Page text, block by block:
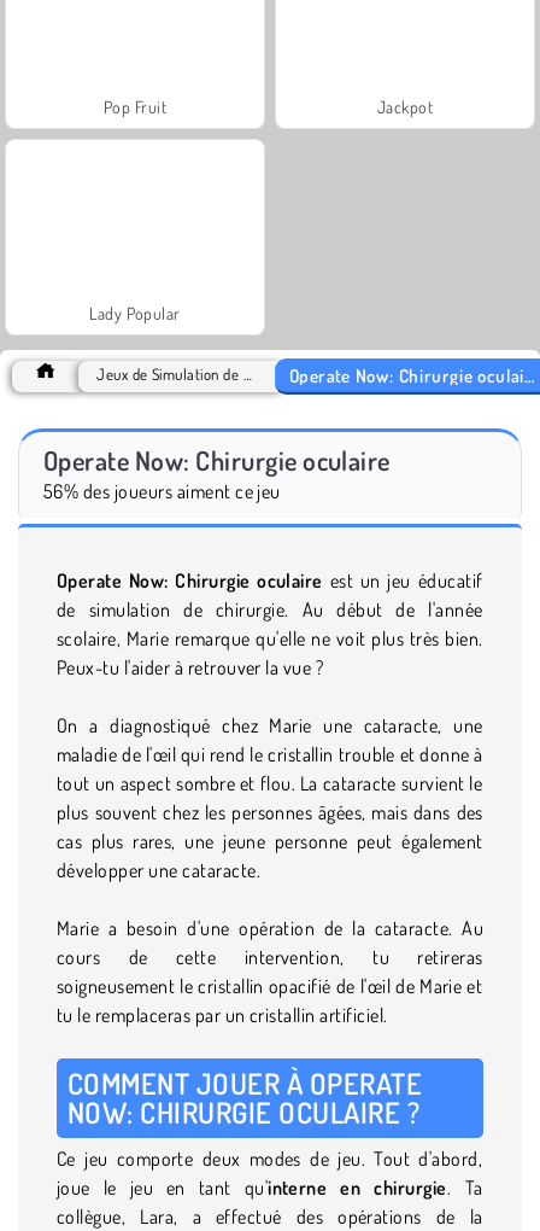
Pop Fruit Jackpot
Lady Popular
Operate Now: Chirurgie oculaire
56% des joueurs aiment ce jeu
Operate Now: Chirurgie oculaire est un jeu éducatif
de simulation de chirurgie. Au début de l'année
scolaire, Marie remarque qu'elle ne voit plus très bien.
Peux-tu l'aider à retrouver la vue ?
On a diagnostiqué chez Marie une cataracte, une
maladie de l'œil qui rend le cristallin trouble et donne à
tout un aspect sombre et flou. La cataracte survient le
plus souvent chez les personnes âgées, mais dans des
cas plus rares, une jeune personne peut également
développer une cataracte.
Marie a besoin d'une opération de la cataracte. Au
cours de cette intervention, tu retireras
soigneusement le cristallin opacifié de l'œil de Marie et
tu le remplaceras par un cristallin artificiel.
COMMENT JOUER À OPERATE
NOW: CHIRURGIE OCULAIRE ?
Ce jeu comporte deux modes de jeu. Tout d'abord,
joue le jeu en tant qu'interne en chirurgie. Ta
collègue, Lara, a effectué des opérations de la